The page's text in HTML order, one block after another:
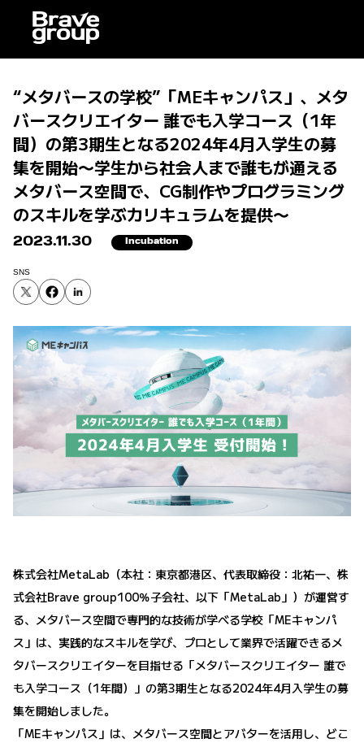
“メタバースの学校”「MEキャンパス」、メタ
バースクリエイター 誰でも入学コース（1年
間）の第3期生となる2024年4月入学生の募
集を開始〜学生から社会人まで誰もが通える
メタバース空間で、CG制作やプログラミング
のスキルを学ぶカリキュラムを提供〜
2023.11.30 Incubation
SNS
株式会社MetaLab（本社：東京都港区、代表取締役：北祐一、株
式会社Brave group100％子会社、以下「MetaLab」）が運営す
る、メタバース空間で専門的な技術が学べる学校「MEキャンパ
ス」は、実践的なスキルを学び、プロとして業界で活躍できるメ
タバースクリエイターを目指せる「メタバースクリエイター 誰で
も入学コース（1年間）」の第3期生となる2024年4月入学生の募
集を開始しました。
「MEキャンパス」は、メタバース空間とアバターを活用し、どこ